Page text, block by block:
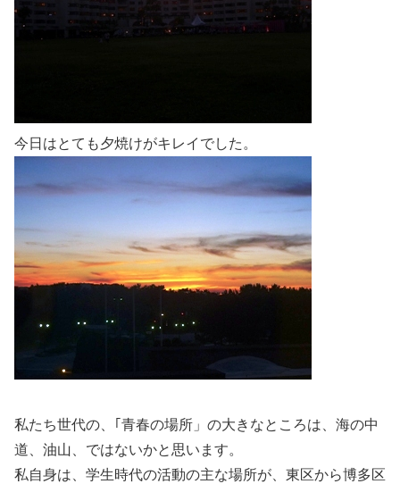
今日はとても夕焼けがキレイでした。
私たち世代の、｢青春の場所」の大きなところは、海の中
道、油山、ではないかと思います。
私自身は、学生時代の活動の主な場所が、東区から博多区